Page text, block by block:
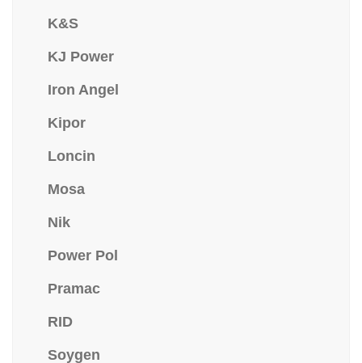
K&S
KJ Power
Iron Angel
Kipor
Loncin
Mosa
Nik
Power Pol
Pramac
RID
Soygen